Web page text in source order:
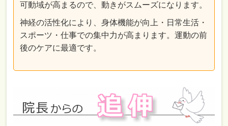
可動域が高まるので、動きがスムーズになります。
神経の活性化により、身体機能が向上・日常生活・
スポーツ・仕事での集中力が高まります。運動の前
後のケアに最適です。